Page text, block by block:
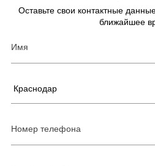
Оставьте свои контактные
ближайшее